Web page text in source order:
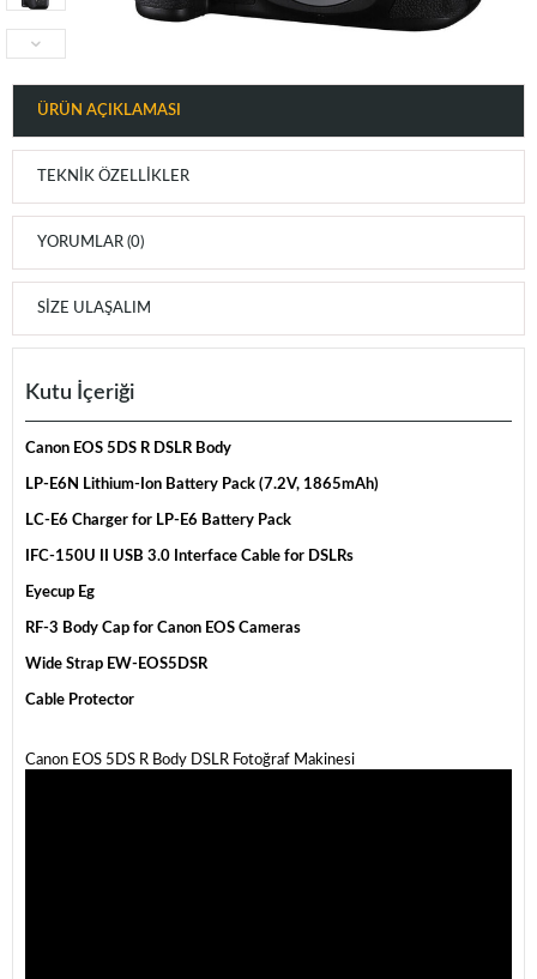
ÜRÜN AÇIKLAMASI
TEKNIK ÖZELLIKLER
YORUMLAR (0)
SIZE ULAŞALIM
Canon EOS 5DS R Body DSLR Fotoğraf Makinesi
Kutu İçeriği
Canon EOS 5DS R DSLR Body
LP-E6N Lithium-Ion Battery Pack (7.2V, 1865mAh)
LC-E6 Charger for LP-E6 Battery Pack
IFC-150U II USB 3.0 Interface Cable for DSLRs
Eyecup Eg
RF-3 Body Cap for Canon EOS Cameras
Wide Strap EW-EOS5DSR
Cable Protector